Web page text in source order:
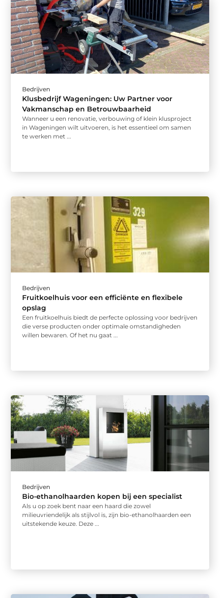
Bedrijven
Klusbedrijf Wageningen: Uw Partner voor
Vakmanschap en Betrouwbaarheid
Wanneer u een renovatie, verbouwing of klein klusproject
in Wageningen wilt uitvoeren, is het essentieel om samen
te werken met ...
Bedrijven
Fruitkoelhuis voor een efficiënte en flexibele
opslag
Een fruitkoelhuis biedt de perfecte oplossing voor bedrijven
die verse producten onder optimale omstandigheden
willen bewaren. Of het nu gaat ...
Bedrijven
Bio-ethanolhaarden kopen bij een specialist
Als u op zoek bent naar een haard die zowel
milieuvriendelijk als stijlvol is, zijn bio-ethanolhaarden een
uitstekende keuze. Deze ...